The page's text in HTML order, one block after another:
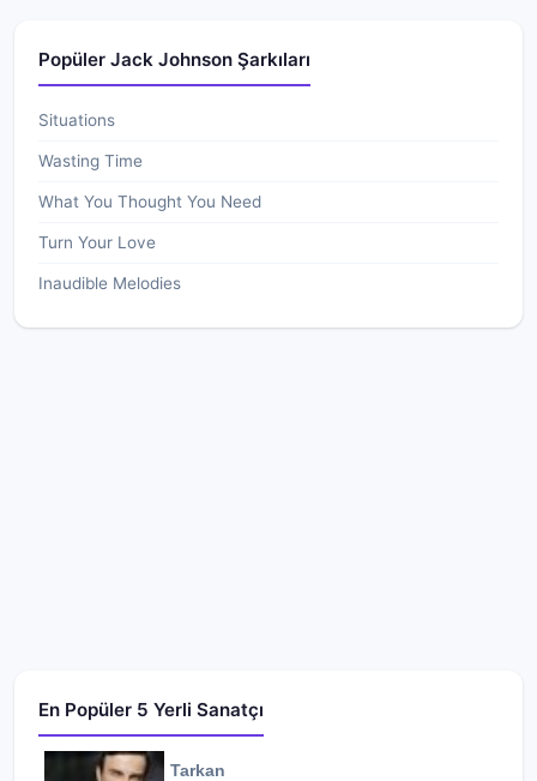
Popüler Jack Johnson Şarkıları
Situations
Wasting Time
What You Thought You Need
Turn Your Love
Inaudible Melodies
En Popüler 5 Yerli Sanatçı
Tarkan